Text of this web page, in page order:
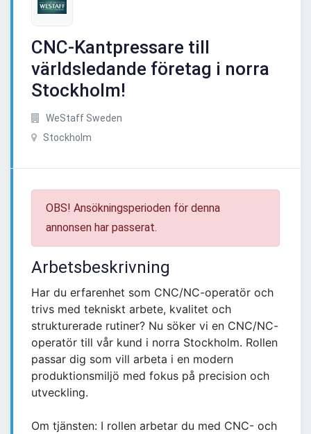
CNC-Kantpressare till
världsledande företag i norra
Stockholm!
WeStaff Sweden
Stockholm
OBS! Ansökningsperioden för denna
annonsen har passerat.
Arbetsbeskrivning
Har du erfarenhet som CNC/NC-operatör och
trivs med tekniskt arbete, kvalitet och
strukturerade rutiner? Nu söker vi en CNC/NC-
operatör till vår kund i norra Stockholm. Rollen
passar dig som vill arbeta i en modern
produktionsmiljö med fokus på precision och
utveckling.
Om tjänsten: I rollen arbetar du med CNC- och